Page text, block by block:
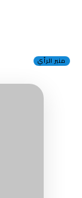
منبر الرأي